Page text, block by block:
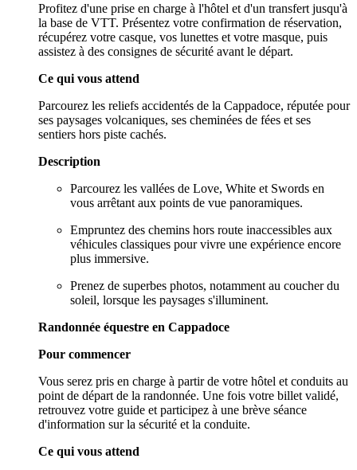
Profitez d'une prise en charge à l'hôtel et d'un transfert jusqu'à
la base de VTT. Présentez votre confirmation de réservation,
récupérez votre casque, vos lunettes et votre masque, puis
assistez à des consignes de sécurité avant le départ.
Ce qui vous attend
Parcourez les reliefs accidentés de la Cappadoce, réputée pour
ses paysages volcaniques, ses cheminées de fées et ses
sentiers hors piste cachés.
Description
Parcourez les vallées de Love, White et Swords en
vous arrêtant aux points de vue panoramiques.
Empruntez des chemins hors route inaccessibles aux
véhicules classiques pour vivre une expérience encore
plus immersive.
Prenez de superbes photos, notamment au coucher du
soleil, lorsque les paysages s'illuminent.
Randonnée équestre en Cappadoce
Pour commencer
Vous serez pris en charge à partir de votre hôtel et conduits au
point de départ de la randonnée. Une fois votre billet validé,
retrouvez votre guide et participez à une brève séance
d'information sur la sécurité et la conduite.
Ce qui vous attend